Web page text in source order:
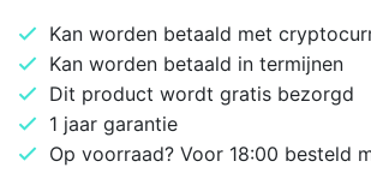
Kan worden betaald met
Kan worden betaald in termijnen
Dit product wordt gratis bezorgd
1 jaar garantie
Op voorraad? Voor 18:00 besteld